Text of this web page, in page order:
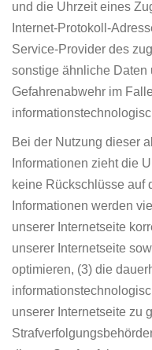
und die Uhrzeit eines
Internet-Protokoll-
Service-Provider des
sonstige ähnliche Daten
Gefahrenabwehr im
Bei der Nutzung dieser
Informationen zieht die
keine Rückschlüsse auf
Informationen werden
unserer Internetseite
unserer Internetseite
optimieren, (3) die
unserer Internetseite zu